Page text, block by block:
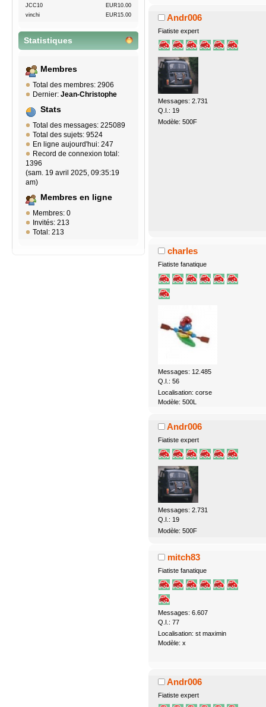
JCC10
EUR10.00
vinchi
EUR15.00
Statistiques
Membres
Total des membres: 2906
Dernier: Jean-Christophe
Stats
Total des messages: 225089
Total des sujets: 9524
En ligne aujourd'hui: 247
Record de connexion total:
1396
(sam. 19 avril 2025, 09:35:19
am)
Membres en ligne
Membres: 0
Invités: 213
Total: 213
Andr006
Fiatiste expert
Messages: 2.731
Q.I.: 19
Modèle: 500F
charles
Fiatiste fanatique
Messages: 12.485
Q.I.: 56
Localisation: corse
Modèle: 500L
Andr006
Fiatiste expert
Messages: 2.731
Q.I.: 19
Modèle: 500F
mitch83
Fiatiste fanatique
Messages: 6.607
Q.I.: 77
Localisation: st maximin
Modèle: x
Andr006
Fiatiste expert